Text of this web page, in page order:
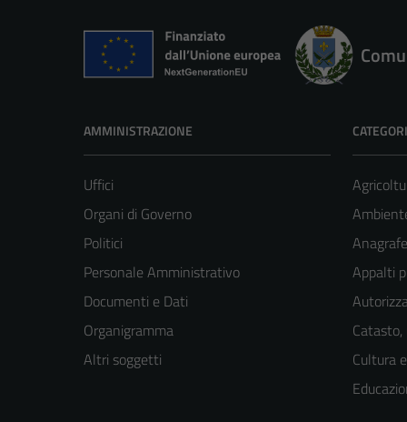
AMMINISTRAZIONE
Uffici
Organi di Governo
Politici
Personale Amministrativo
Documenti e Dati
Organigramma
Altri soggetti
Appalti
Catasto,
Cultura